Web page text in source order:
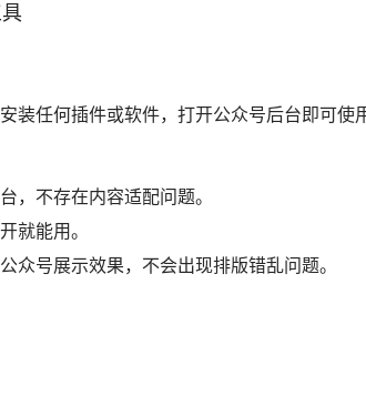
装任何插件或软件，打开公众号后台即可使
，不存在内容适配问题。
就能用。
众号展示效果，不会出现排版错乱问题。